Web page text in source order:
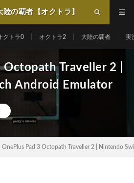
の覇者【オクトラ】
クトラ0 オクトラ2 大陸の覇者 実
Traveller 2 |
Android Emulator
OnePlus Pad 3 Octopath Traveller 2 | Nintendo